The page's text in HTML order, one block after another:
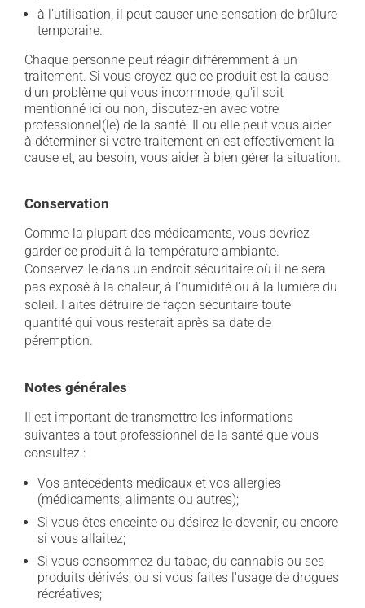
à l'utilisation, il peut causer une sensation de brûlure
temporaire.
Chaque personne peut réagir différemment à un
traitement. Si vous croyez que ce produit est la cause
d'un problème qui vous incommode, qu'il soit
mentionné ici ou non, discutez-en avec votre
professionnel(le) de la santé. Il ou elle peut vous aider
à déterminer si votre traitement en est effectivement la
cause et, au besoin, vous aider à bien gérer la situation.
Conservation
Comme la plupart des médicaments, vous devriez
garder ce produit à la température ambiante.
Conservez-le dans un endroit sécuritaire où il ne sera
pas exposé à la chaleur, à l'humidité ou à la lumière du
soleil. Faites détruire de façon sécuritaire toute
quantité qui vous resterait après sa date de
péremption.
Notes générales
Il est important de transmettre les informations
suivantes à tout professionnel de la santé que vous
consultez :
Vos antécédents médicaux et vos allergies
(médicaments, aliments ou autres);
Si vous êtes enceinte ou désirez le devenir, ou encore
si vous allaitez;
Si vous consommez du tabac, du cannabis ou ses
produits dérivés, ou si vous faites l'usage de drogues
récréatives;